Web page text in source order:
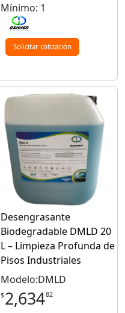
Mínimo: 1
Solicitar cotización
Desengrasante
Biodegradable DMLD 20
L – Limpieza Profunda de
Pisos Industriales
Modelo:DMLD
$2,63482